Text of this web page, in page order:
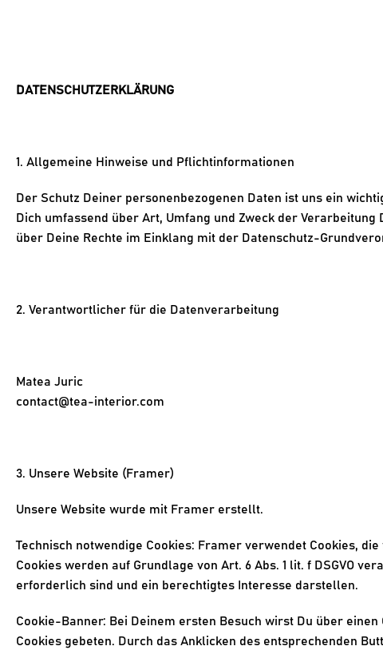
DATENSCHUTZERKLÄRUNG
1. Allgemeine Hinweise und Pflichtinformationen
Der Schutz Deiner personenbezogenen Daten ist uns ein
Dich umfassend über Art, Umfang und Zweck der
über Deine Rechte im Einklang mit der Datenschutz-
2. Verantwortlicher für die Datenverarbeitung
Matea Juric
contact@tea-interior.com
3. Unsere Website (Framer)
Unsere Website wurde mit Framer erstellt.
Technisch notwendige Cookies: Framer verwendet Cookies,
Cookies werden auf Grundlage von Art. 6 Abs. 1 lit. f DSGVO
erforderlich sind und ein berechtigtes Interesse darstellen.
Cookie-Banner: Bei Deinem ersten Besuch wirst Du über
Cookies gebeten. Durch das Anklicken des entsprechenden